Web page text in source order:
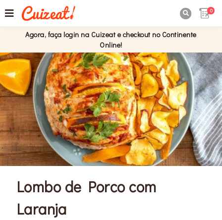
0
Agora, faça login na Cuizeat e checkout no Continente
Online!
Lombo de Porco com
Laranja